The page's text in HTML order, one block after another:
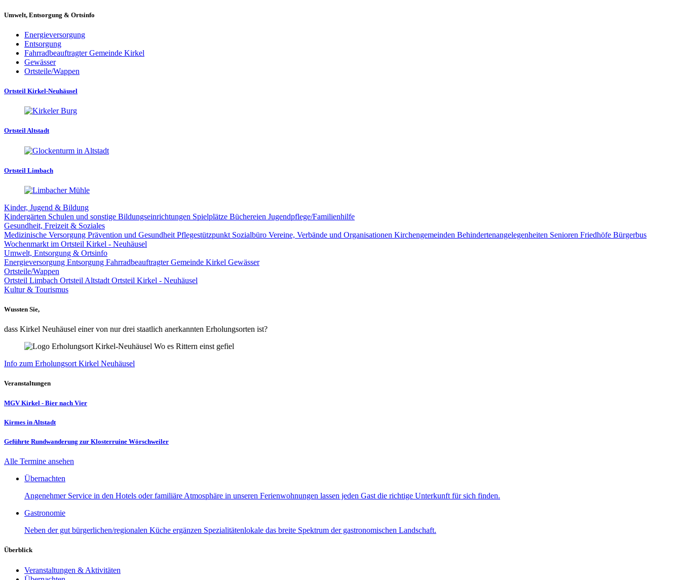
Umwelt, Entsorgung & Ortsinfo
Energieversorgung
Entsorgung
Fahrradbeauftragter Gemeinde Kirkel
Gewässer
Ortsteile/Wappen
Ortsteil Kirkel-Neuhäusel
Ortsteil Altstadt
Ortsteil Limbach
Kinder, Jugend & Bildung
Kindergärten Schulen und sonstige Bildungseinrichtungen Spielplätze Büchereien Jugendpflege/Familienhilfe
Gesundheit, Freizeit & Soziales
Medizinische Versorgung Prävention und Gesundheit Pflegestützpunkt Sozialbüro Vereine, Verbände und Organisationen Kirchengemeinden Behindertenangelegenheiten Senioren Friedhöfe Bürgerbus
Wochenmarkt im Ortsteil Kirkel - Neuhäusel
Umwelt, Entsorgung & Ortsinfo
Energieversorgung Entsorgung Fahrradbeauftragter Gemeinde Kirkel Gewässer
Ortsteile/Wappen
Ortsteil Limbach Ortsteil Altstadt Ortsteil Kirkel - Neuhäusel
Kultur & Tourismus
Wussten Sie,
dass Kirkel Neuhäusel einer von nur drei staatlich anerkannten Erholungsorten ist?
Info zum Erholungsort Kirkel Neuhäusel
Veranstaltungen
MGV Kirkel - Bier nach Vier
Kirmes in Altstadt
Geführte Rundwanderung zur Klosterruine Wörschweiler
Alle Termine ansehen
Übernachten
Angenehmer Service in den Hotels oder familiäre Atmosphäre in unseren Ferienwohnungen lassen jeden Gast die richtige Unterkunft für sich finden.
Gastronomie
Neben der gut bürgerlichen/regionalen Küche ergänzen Spezialitätenlokale das breite Spektrum der gastronomischen Landschaft.
Überblick
Veranstaltungen & Aktivitäten